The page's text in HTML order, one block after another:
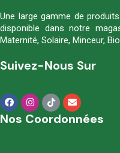
Une large gamme de
disponible dans notre
Maternité, Solaire, Minceur,
Suivez-Nous Sur
Nos Coordonnées